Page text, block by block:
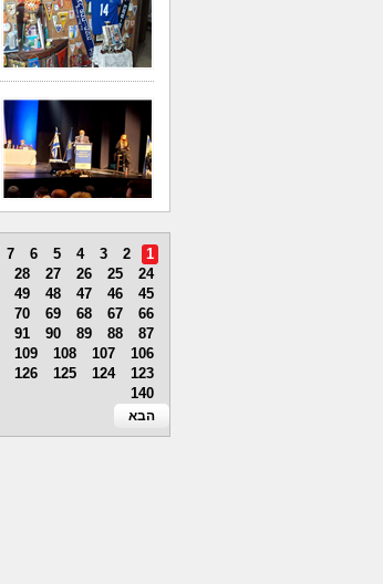
1
2
3
4
5
6
7
24
25
26
27
28
45
46
47
48
49
66
67
68
69
70
87
88
89
90
91
106
107
108
109
123
124
125
126
140
הבא